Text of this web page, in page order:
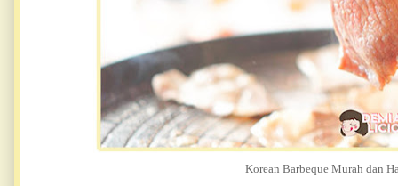
Korean Barbeque Murah dan